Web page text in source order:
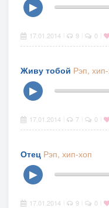
▶
17.01.2014 9 0
Живу тобой Рэп,
▶
17.01.2014 7 0
Отец Рэп, хип-хоп
▶
17.01.2014 9 0